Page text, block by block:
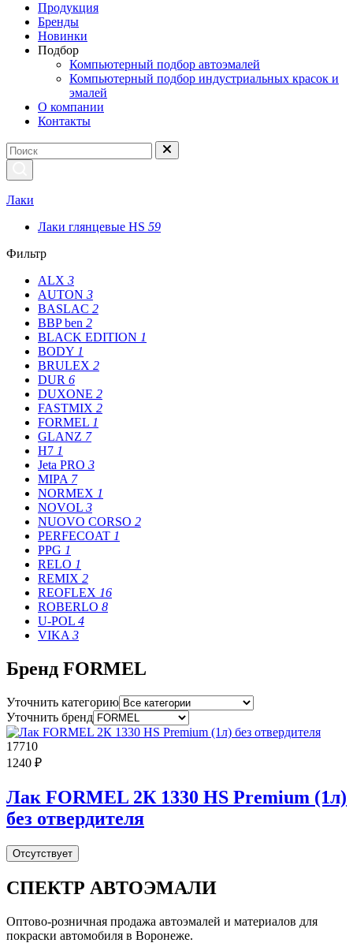
Продукция
Бренды
Новинки
Подбор
Компьютерный подбор автоэмалей
Компьютерный подбор индустриальных красок и
эмалей
О компании
Контакты
Лаки
Лаки глянцевые HS 59
Фильтр
ALX 3
AUTON 3
BASLAC 2
BBP ben 2
BLACK EDITION 1
BODY 1
BRULEX 2
DUR 6
DUXONE 2
FASTMIX 2
FORMEL 1
GLANZ 7
H7 1
Jeta PRO 3
MIPA 7
NORMEX 1
NOVOL 3
NUOVO CORSO 2
PERFECOAT 1
PPG 1
RELO 1
REMIX 2
REOFLEX 16
ROBERLO 8
U-POL 4
VIKA 3
Бренд FORMEL
Уточнить категорию
Уточнить бренд
17710
1240 ₽
Лак FORMEL 2К 1330 HS Premium (1л)
без отвердителя
Отсутствует
СПЕКТР АВТОЭМАЛИ
Оптово-розничная продажа автоэмалей и материалов для
покраски автомобиля в Воронеже.